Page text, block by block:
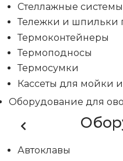
Стеллажные системы
Тележки и шпильки
Термоконтейнеры
Термоподносы
Термосумки
Кассеты для мойки
Оборудование для
Автоклавы